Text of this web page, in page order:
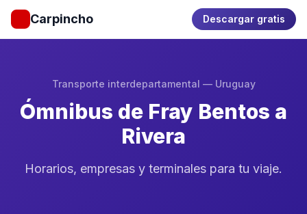
Carpincho Descargar gratis
Transporte interdepartamental — Uruguay
Ómnibus de Fray Bentos a
Rivera
Horarios, empresas y terminales para tu viaje.